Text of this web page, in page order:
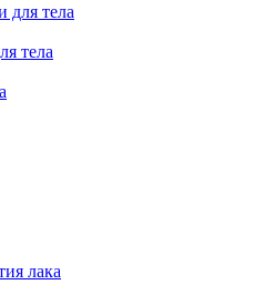
для тела
тела
лака